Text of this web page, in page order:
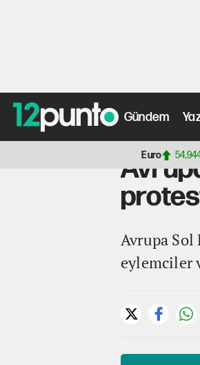
Gündem
Euro
Anasayfa>Siyaset
Avrupa Sol
eylemciler